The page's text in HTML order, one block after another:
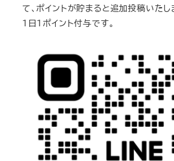
て、ポイントが貯まると追加投稿いたし
１日１ポイント付与です。